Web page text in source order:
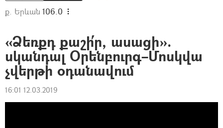
ք. Երևան 106.0
«Ձեռքդ քաշի՛ր, ասացի».
սկանդալ Օրենբուրգ–Մոսկվա
չվերթի օդանավում
16:01 12.03.2019